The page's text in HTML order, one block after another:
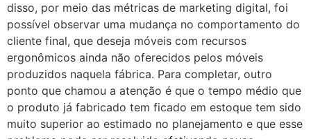
disso, por meio das métricas de marketing digital, foi
possível observar uma mudança no comportamento do
cliente final, que deseja móveis com recursos
ergonômicos ainda não oferecidos pelos móveis
produzidos naquela fábrica. Para completar, outro
ponto que chamou a atenção é que o tempo médio que
o produto já fabricado tem ficado em estoque tem sido
muito superior ao estimado no planejamento e que esse